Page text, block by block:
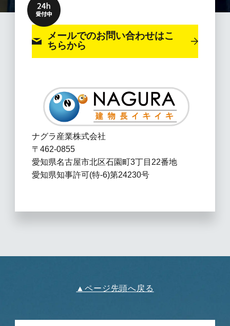
メールでのお問い合わせはこ
ちらから
ナグラ産業株式会社
〒462-0855
愛知県名古屋市北区石園町3丁目22番地
愛知県知事許可(特-6)第24230号
▲ページ先頭へ戻る